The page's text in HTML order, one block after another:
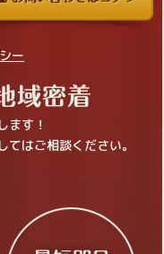
ー
ます！
はご相談ください。